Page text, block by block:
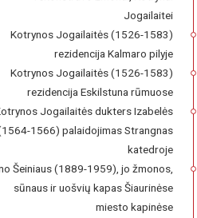
Jogailaitei
Kotrynos Jogailaitės (1526-1583)
rezidencija Kalmaro pilyje
Kotrynos Jogailaitės (1526-1583)
rezidencija Eskilstuna rūmuose
Jogailaitės dukters Izabelės
1566) palaidojimas Strangnas
katedroje
Šeiniaus (1889-1959), jo žmonos,
sūnaus ir uošvių kapas Šiaurinėse
miesto kapinėse